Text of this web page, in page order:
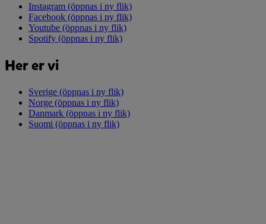
Instagram (öppnas i ny flik)
Facebook (öppnas i ny flik)
Youtube (öppnas i ny flik)
Spotify (öppnas i ny flik)
Her er vi
Sverige (öppnas i ny flik)
Norge (öppnas i ny flik)
Danmark (öppnas i ny flik)
Suomi (öppnas i ny flik)